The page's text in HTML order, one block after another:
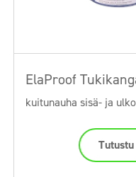
ElaProof
kuitunauha sisä- ja
Tutustu